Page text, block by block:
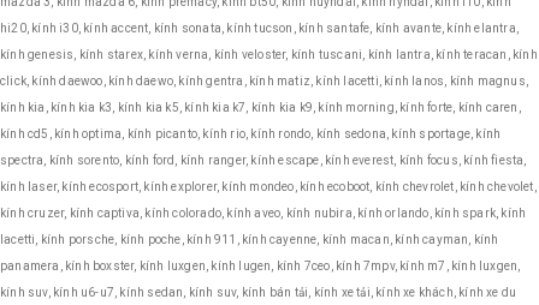
hi20, kính i30, kính accent, kính sonata, kính tucson, kính santafe, kính avante, kính elantra,
kính genesis, kính starex, kính verna, kính veloster, kính tuscani, kính lantra, kính teracan, kính
click, kính daewoo, kính daewo, kính gentra, kính matiz, kính lacetti, kính lanos, kính magnus,
kính kia, kính kia k3, kính kia k5, kính kia k7, kính kia k9, kính morning, kính forte, kính caren,
kính cd5, kính optima, kính picanto, kính rio, kính rondo, kính sedona, kính sportage, kính
spectra, kính sorento, kính ford, kính ranger, kính escape, kính everest, kính focus, kính fiesta,
kính laser, kính ecosport, kính explorer, kính mondeo, kính ecoboot, kính chevrolet, kính chevolet,
kính cruzer, kính captiva, kính colorado, kính aveo, kính nubira, kính orlando, kính spark, kính
lacetti, kính porsche, kính poche, kính 911, kính cayenne, kính macan, kính cayman, kính
panamera, kính boxster, kính luxgen, kính lugen, kính 7ceo, kính 7mpv, kính m7, kính luxgen,
kính suv, kính u6-u7, kính sedan, kính suv, kính bán tải, kính xe tải, kính xe khách, kính xe du